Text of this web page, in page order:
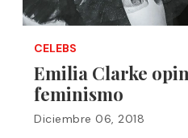
CELEBS
Emilia Clarke
feminismo
Diciembre 06, 2018